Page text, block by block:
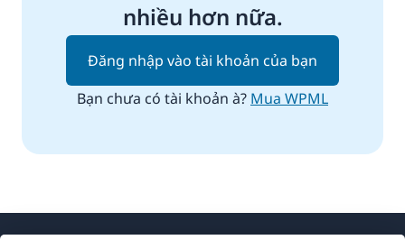
nhiều hơn nữa.
Đăng nhập vào tài khoản của bạn
Bạn chưa có tài khoản à? Mua WPML